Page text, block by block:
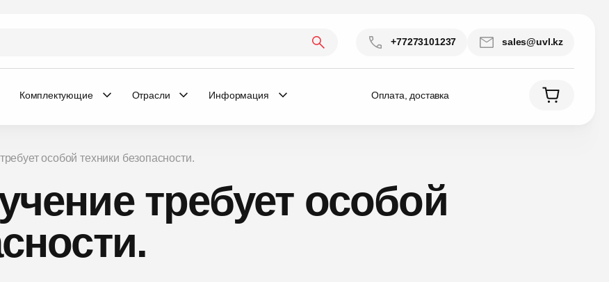
+77273101237 sales@uvl.kz
Комплектующие Отрасли Информация Оплата, доставка
особой техники безопасности.
требует особой